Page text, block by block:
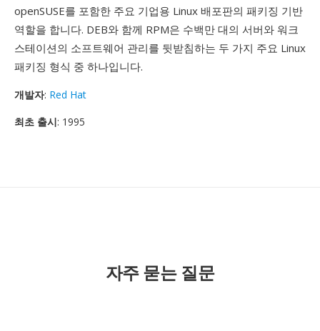
openSUSE를 포함한 주요 기업용 Linux 배포판의 패키징 기반
역할을 합니다. DEB와 함께 RPM은 수백만 대의 서버와 워크
스테이션의 소프트웨어 관리를 뒷받침하는 두 가지 주요 Linux
패키징 형식 중 하나입니다.
개발자: Red Hat
최초 출시: 1995
자주 묻는 질문